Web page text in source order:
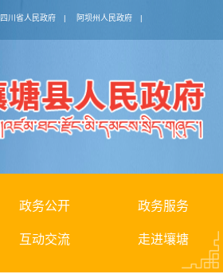
四川省人民政府 | 阿坝州人民政府 |
政务公开 政务服务
互动交流 走进壤塘